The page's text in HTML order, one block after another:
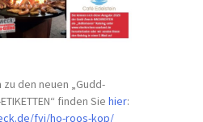
den neuen „Gudd-
ETIKETTEN“ finden Siehier:
fyi/ho-roos-kop/